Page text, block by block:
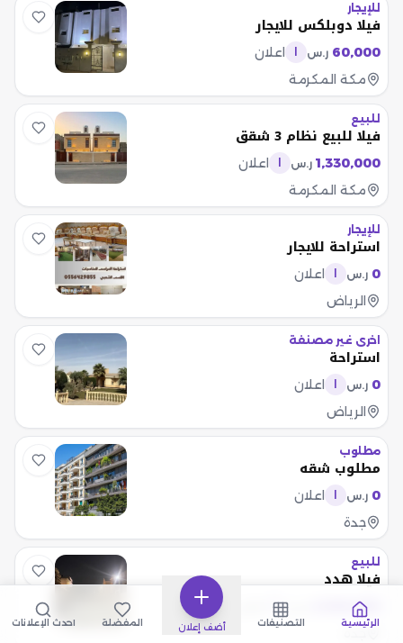
للإيجار
فيلا دوبلكس للايجار
60,000 ر.س
اعلان
مكة المكرمة
للبيع
فيلا للبيع نظام 3 شقق
1,330,000 ر.س
اعلان
مكة المكرمة
للإيجار
استراحة للايجار
0 ر.س
اعلان
الرياض
اخرى غير مصنفة
استراحة
0 ر.س
اعلان
الرياض
مطلوب
مطلوب شقه
0 ر.س
اعلان
جدة
للبيع
فيلا هدد
2,500,000 ر.س ا
الرئيسية التصنيفات أضف إعلان المفضلة أحدث الإعلانات